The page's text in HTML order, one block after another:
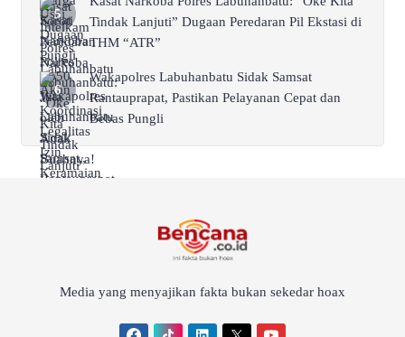
Tindak Lanjuti” Dugaan Peredaran Pil Ekstasi di
THM “ATR”
Wakapolres Labuhanbatu Sidak Samsat
Rantauprapat, Pastikan Pelayanan Cepat dan
Bebas Pungli
Media yang menyajikan fakta bukan sekedar hoax